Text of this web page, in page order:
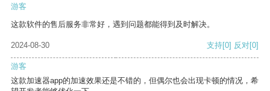
游客
这款软件的售后服务非常好，遇到问题都能得到及时解决。
2024-08-30 支持[0] 反对[0]
游客
这款加速器app的加速效果还是不错的，但偶尔也会出现卡顿的情况，希